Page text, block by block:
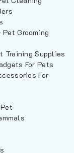
Grooming
Training Supplies
For Pets
For